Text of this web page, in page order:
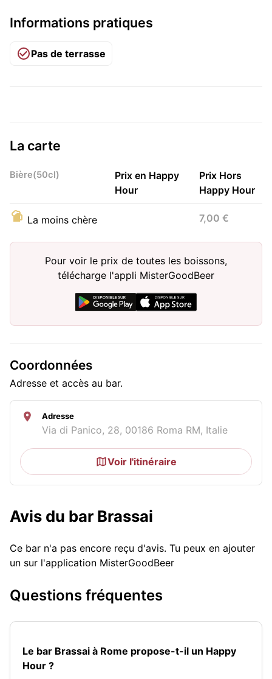
Informations pratiques
Pas de terrasse
La carte
Bière(50cl)
Prix en Happy
Hour
Prix Hors
Happy Hour
La moins chère 7,00 €
Pour voir le prix de toutes les boissons,
télécharge l'appli MisterGoodBeer
Coordonnées
Adresse et accès au bar.
Adresse
Via di Panico, 28, 00186 Roma RM, Italie
Voir l'itinéraire
Avis du bar Brassai
Ce bar n'a pas encore reçu d'avis. Tu peux en ajouter
un sur l'application MisterGoodBeer
Questions fréquentes
Le bar Brassai à Rome propose-t-il un Happy
Hour ?